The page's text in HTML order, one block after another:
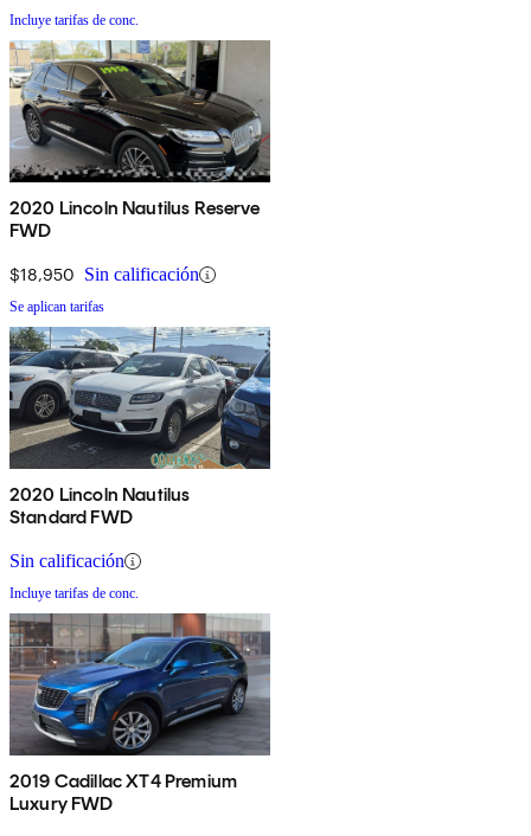
Incluye tarifas de conc.
2020 Lincoln Nautilus Reserve
FWD
$18,950 Sin calificación
Se aplican tarifas
2020 Lincoln Nautilus
Standard FWD
Sin calificación
Incluye tarifas de conc.
2019 Cadillac XT4 Premium
Luxury FWD